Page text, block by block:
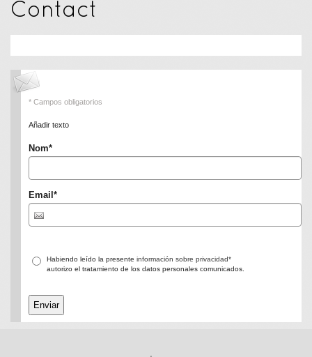
Contact
* Campos obligatorios
Añadir texto
Nom*
Email *
Habiendo leído la presente información sobre privacidad*
autorizo el tratamiento de los datos personales comunicados.